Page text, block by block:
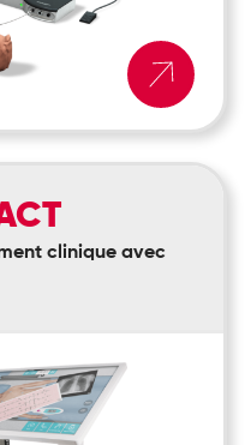
clinique avec